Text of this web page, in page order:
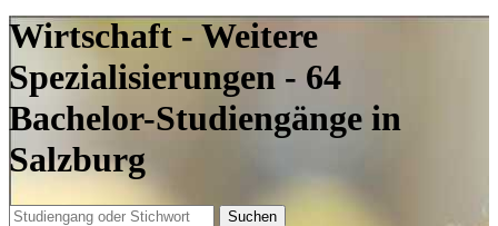
Wirtschaft - Weitere
Spezialisierungen - 64
Bachelor-Studiengänge in
Salzburg
Suchen